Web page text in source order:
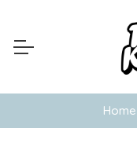
Home